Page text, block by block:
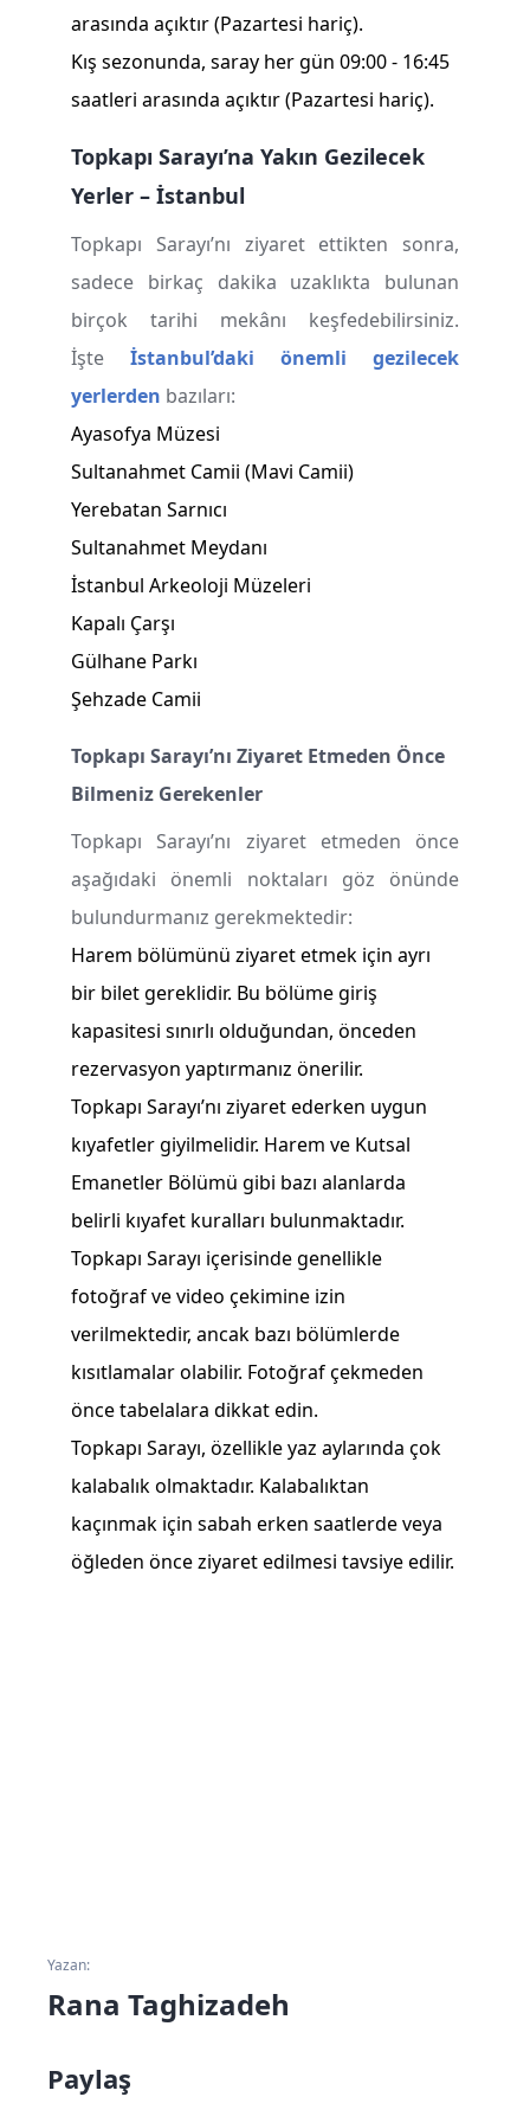
arasında açıktır (Pazartesi hariç).
Kış sezonunda, saray her gün 09:00 - 16:45
saatleri arasında açıktır (Pazartesi hariç).
Topkapı Sarayı’na Yakın Gezilecek
Yerler – İstanbul
Topkapı Sarayı’nı ziyaret ettikten sonra,
sadece birkaç dakika uzaklıkta bulunan
birçok tarihi mekânı keşfedebilirsiniz.
İşte İstanbul’daki önemli gezilecek
yerlerden bazıları:
Ayasofya Müzesi
Sultanahmet Camii (Mavi Camii)
Yerebatan Sarnıcı
Sultanahmet Meydanı
İstanbul Arkeoloji Müzeleri
Kapalı Çarşı
Gülhane Parkı
Şehzade Camii
Topkapı Sarayı’nı Ziyaret Etmeden Önce
Bilmeniz Gerekenler
Topkapı Sarayı’nı ziyaret etmeden önce
aşağıdaki önemli noktaları göz önünde
bulundurmanız gerekmektedir:
Harem bölümünü ziyaret etmek için ayrı
bir bilet gereklidir. Bu bölüme giriş
kapasitesi sınırlı olduğundan, önceden
rezervasyon yaptırmanız önerilir.
Topkapı Sarayı’nı ziyaret ederken uygun
kıyafetler giyilmelidir. Harem ve Kutsal
Emanetler Bölümü gibi bazı alanlarda
belirli kıyafet kuralları bulunmaktadır.
Topkapı Sarayı içerisinde genellikle
fotoğraf ve video çekimine izin
verilmektedir, ancak bazı bölümlerde
kısıtlamalar olabilir. Fotoğraf çekmeden
önce tabelalara dikkat edin.
Topkapı Sarayı, özellikle yaz aylarında çok
kalabalık olmaktadır. Kalabalıktan
kaçınmak için sabah erken saatlerde veya
öğleden önce ziyaret edilmesi tavsiye edilir.
Yazan:
Rana Taghizadeh
Paylaş